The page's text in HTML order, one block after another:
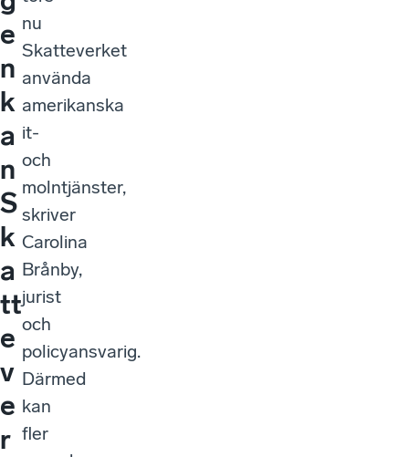
e
n
k
a
n
S
k
a
tt
e
v
e
r
nu
Skatteverket
använda
amerikanska
it-
och
molntjänster,
skriver
Carolina
Brånby,
jurist
och
policyansvarig.
Därmed
kan
fler